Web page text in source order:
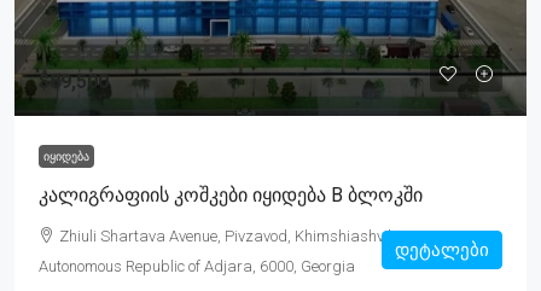
$89,500
ᲘᲧᲘᲓᲔᲑᲐ
Კალიგრაფიის Კოშკები Იყიდება B Ბლოკში
Zhiuli Shartava Avenue, Pivzavod, Khimshiashvili, Batumi,
Autonomous Republic of Adjara, 6000, Georgia
დეტალები